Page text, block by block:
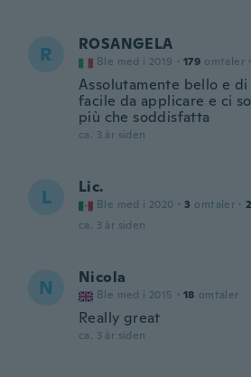
R ROSANGELA
Ble med i 2019 · 179 omtaler ·
Assolutamente bello e
facile da applicare e ci
più che soddisfatta
ca. 3 år siden
L Lic.
Ble med i 2020 · 3 omtaler · 2
ca. 3 år siden
N Nicola
Ble med i 2015 · 18 omtaler
Really great
ca. 3 år siden